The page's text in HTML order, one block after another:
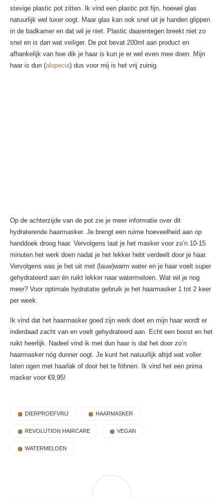
stevige plastic pot zitten. Ik vind een plastic pot fijn, hoewel glas
natuurlijk wel luxer oogt. Maar glas kan ook snel uit je handen glippen
in de badkamer en dat wil je niet. Plastic daarentegen breekt niet zo
snel en is dan wat veiliger. De pot bevat 200ml aan product en
afhankelijk van hoe dik je haar is kun je er wel even mee doen. Mijn
haar is dun (alopecia) dus voor mij is het vrij zuinig.
Op de achterzijde van de pot zie je meer informatie over dit
hydraterende haarmasker. Je brengt een ruime hoeveelheid aan op
handdoek droog haar. Vervolgens laat je het masker voor zo’n 10-15
minuten het werk doen nadat je het lekker hebt verdeelt door je haar.
Vervolgens was je het uit met (lauw)warm water en je haar voelt super
gehydrateerd aan én ruikt lekker naar watermeloen. Wat wil je nog
meer? Voor optimale hydratatie gebruik je het haarmasker 1 tot 2 keer
per week.
Ik vind dat het haarmasker goed zijn werk doet en mijn haar wordt er
inderdaad zacht van en voelt gehydrateerd aan. Echt een boost en het
ruikt heerlijk. Nadeel vind ik met dun haar is dat het door zo’n
haarmasker nóg dunner oogt. Je kunt het natuurlijk altijd wat voller
laten ogen met haarlak of door het te föhnen. Ik vind het een prima
masker voor €9,95!
DIERPROEFVRIJ HAARMASKER
REVOLUTION HAIRCARE VEGAN
WATERMELOEN